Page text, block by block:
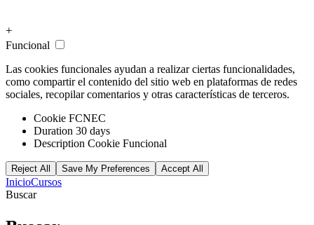
+
Funcional
Las cookies funcionales ayudan a realizar ciertas funcionalidades,
como compartir el contenido del sitio web en plataformas de redes
sociales, recopilar comentarios y otras características de terceros.
Cookie FCNEC
Duration 30 days
Description Cookie Funcional
Reject All Save My Preferences Accept All
InicioCursos
Buscar